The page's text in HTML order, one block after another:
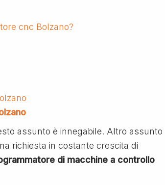
cnc Bolzano?
assunto è innegabile. Altro assunto
richiesta in costante crescita di
di macchine a controllo